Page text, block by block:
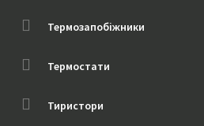
Термозапобіжники
Термостати
Тиристори